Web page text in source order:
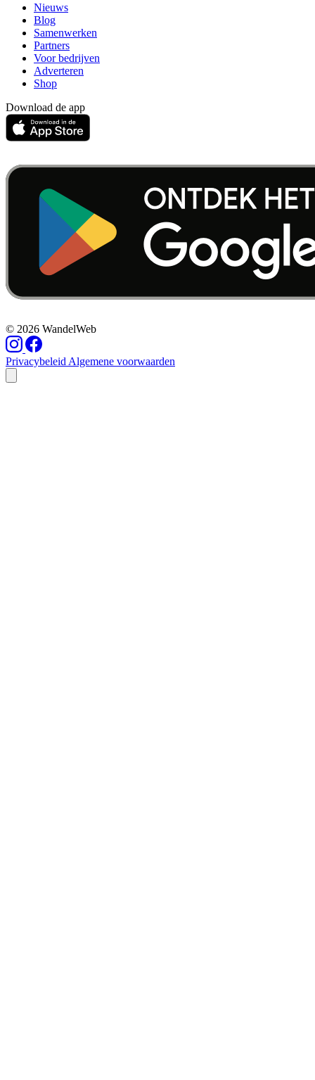
Nieuws
Blog
Samenwerken
Partners
Voor bedrijven
Adverteren
Shop
Download de app
© 2026 WandelWeb
PrivacybeleidAlgemene voorwaarden